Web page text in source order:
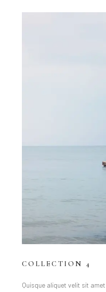
COLLECTION 4
Quisque aliquet velit sit